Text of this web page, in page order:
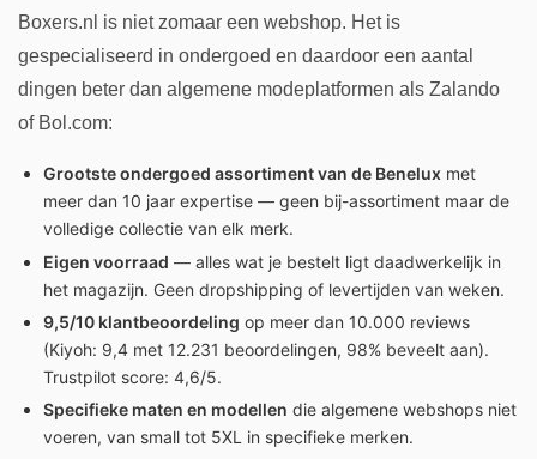
Boxers.nl is niet zomaar een webshop. Het is
gespecialiseerd in ondergoed en daardoor een aantal
dingen beter dan algemene modeplatformen als Zalando
of Bol.com:
Grootste ondergoed assortiment van de Benelux met
meer dan 10 jaar expertise — geen bij-assortiment maar de
volledige collectie van elk merk.
Eigen voorraad — alles wat je bestelt ligt daadwerkelijk in
het magazijn. Geen dropshipping of levertijden van weken.
9,5/10 klantbeoordeling op meer dan 10.000 reviews
(Kiyoh: 9,4 met 12.231 beoordelingen, 98% beveelt aan).
Trustpilot score: 4,6/5.
Specifieke maten en modellen die algemene webshops niet
voeren, van small tot 5XL in specifieke merken.